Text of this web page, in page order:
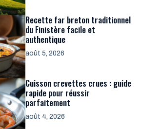
Recette far breton traditionnel
du Finistère facile et
authentique
août 5, 2026
Cuisson crevettes crues : guide
rapide pour réussir
parfaitement
août 4, 2026